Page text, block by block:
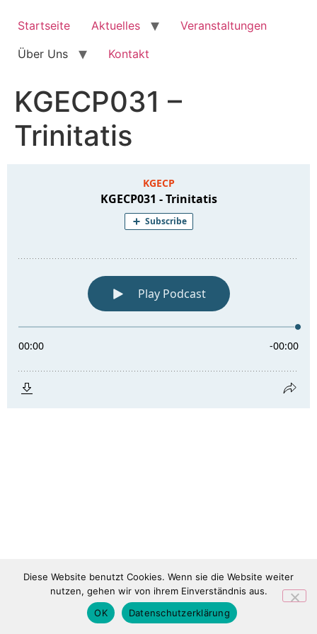
InhaltStartseite Aktuelles
Veranstaltungen
Über Uns
Kontakt
KGECP031 –
Trinitatis
Diese Website benutzt Cookies. Wenn sie die Website weiter
nutzen, gehen wir von ihrem Einverständnis aus.
OK
Datenschutzerklärung